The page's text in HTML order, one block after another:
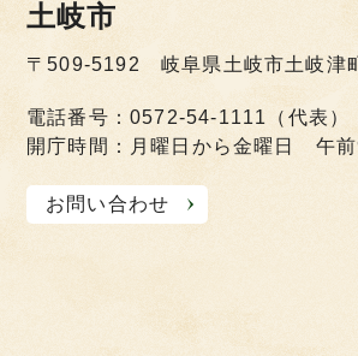
土岐市
〒509-5192 岐阜県土岐市土岐津
電話番号：0572-54-1111（代表）
開庁時間：月曜日から金曜日 午
お問い合わせ